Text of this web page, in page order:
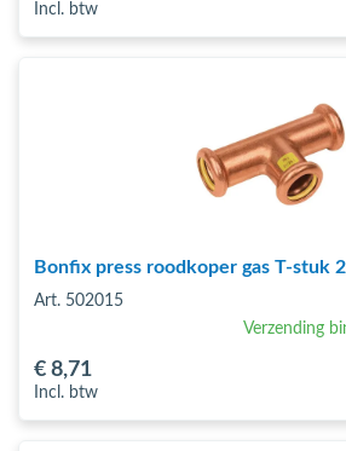
Incl. btw
Bonfix press roodkoper gas T-stuk
Art. 502015
Verzending
€ 8,71
Incl. btw